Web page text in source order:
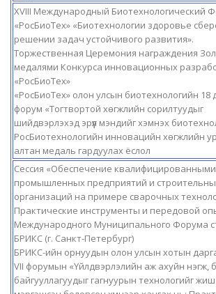
XVIII Международный Биотехнологический
«РосБиоТех» «Биотехнологии здоровье
решении задач устойчивого развития».
Торжественная Церемония награждения
медалями Конкурса инновационных
«РосБиоТех»
«РосБиоТех» олон улсын биотехнологийн 18
форум «Тогтвортой хөгжлийн сорилтуудыг
шийдвэрлэхэд эрүүл мэндийг хэмнэх
РосБиотехнологийн инновацийн хөгжлийн
алтан медаль гардуулах ёслол
Сессия «Обеспечение
промышленных предприятий и
организаций на примере сварочных
Практические инструменты и передовой
Международного Муниципального Форума
БРИКС (г. Санкт-Петербург)
БРИКС-ийн орнуудын олон улсын хотын
VII форумын «Үйлдвэрлэлийн аж ахуйн нэгж,
байгууллагуудыг гагнуурын технологийг